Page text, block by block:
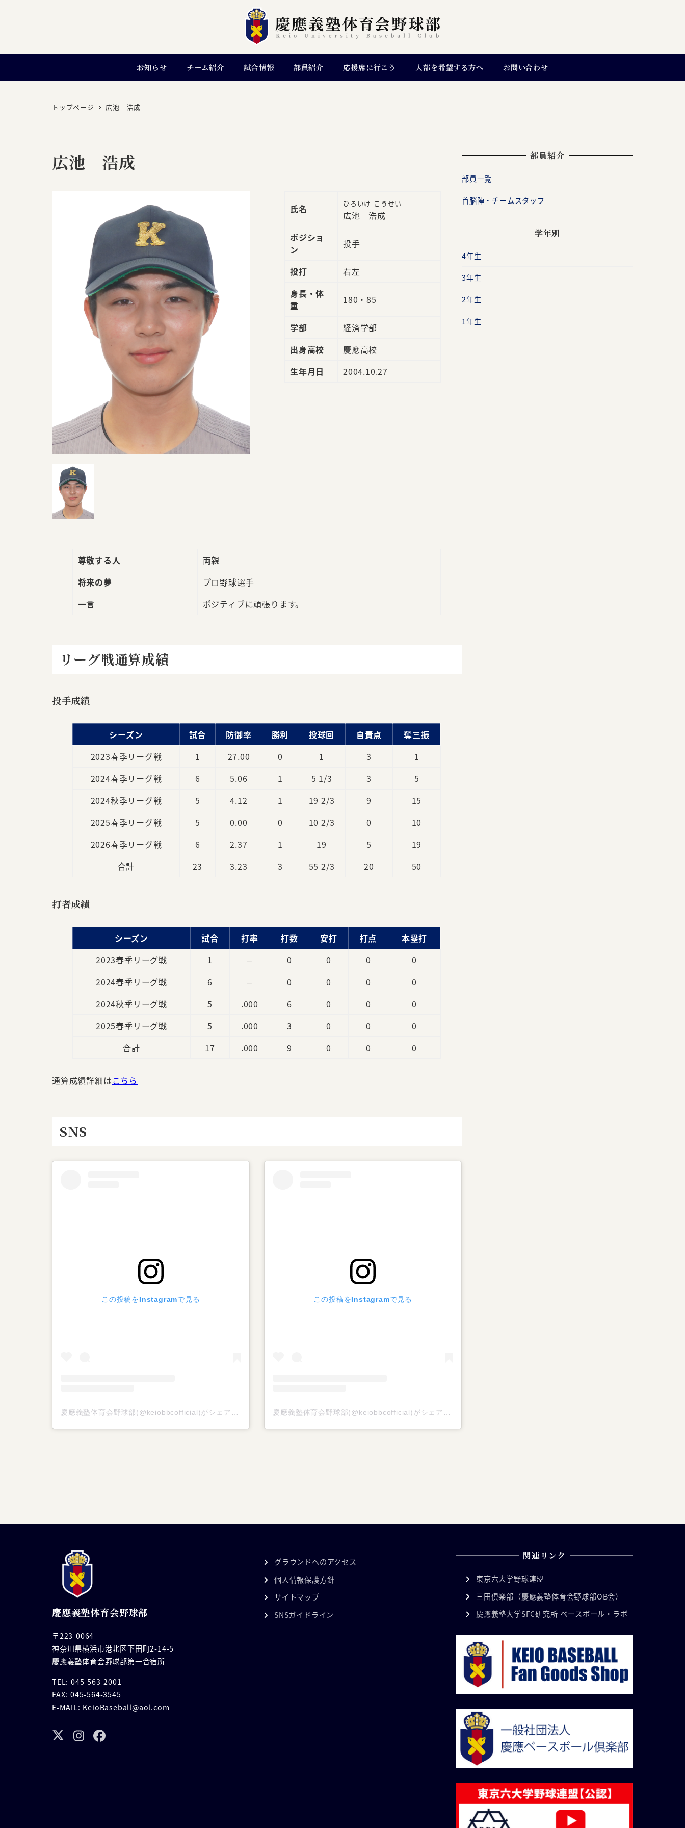
お知らせ チーム紹介 試合情報 部員紹介 応援席に行こう 入部を希望する方へ お問い合わせ
トップページ 広池 浩成
広池 浩成
氏名 ひろいけ こうせい
広池 浩成
ポジショ
ン
投手
投打
右左
身長・体
重
180・85
学部
経済学部
出身高校
慶應高校
生年月日
2004.10.27
尊敬する人
両親
将来の夢
プロ野球選手
一言
ポジティブに頑張ります。
リーグ戦通算成績
投手成績
シーズン 試合 防御率 勝利 投球回 自責点
奪三振
2023春季リーグ戦
1 27.00 0 1 3
1
2024春季リーグ戦
6 5.06 1 5 1/3 3
5
2024秋季リーグ戦
5 4.12 1 19 2/3 9
15
2025春季リーグ戦
5 0.00 0 10 2/3 0
10
2026春季リーグ戦
6 2.37 1 19 5
19
合計
23 3.23 3 55 2/3 20 50
打者成績
シーズン 試合 打率 打数 安打 打点
本塁打
2023春季リーグ戦
1 – 0 0 0
0
2024春季リーグ戦
6 – 0 0 0
0
2024秋季リーグ戦
5 .000 6 0 0
0
2025春季リーグ戦
5 .000 3 0 0
0
合計
17 .000 9 0 0 0
通算成績詳細はこちら
SNS
この投稿をInstagramで見る
慶應義塾体育会野球部(@keiobbcofficial)がシェアした投稿
この投稿をInstagramで見る
慶應義塾体育会野球部(@keiobbcofficial)がシェアした投稿
部員紹介
部員一覧
首脳陣・チームスタッフ
学年別
4年生
3年生
2年生
1年生
慶應義塾体育会野球部
〒223-0064
神奈川県横浜市港北区下田町2-14-5
慶應義塾体育会野球部第一合宿所
TEL: 045-563-2001
FAX: 045-564-3545
E-MAIL: KeioBaseball@aol.com
グラウンドへのアクセス
個人情報保護方針
サイトマップ
SNSガイドライン
関連リンク
東京六大学野球連盟
三田倶楽部（慶應義塾体育会野球部OB会）
慶應義塾大学SFC研究所 ベースボール・ラボ